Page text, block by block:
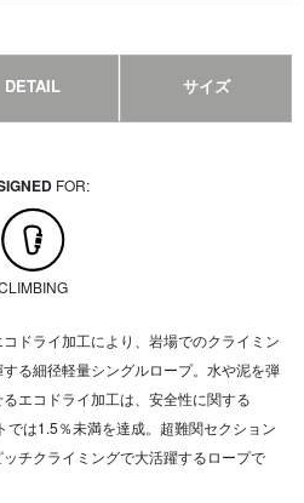
DETAIL サイズ
FOR:
ドライ加工により、岩場でのクライミン
る細径軽量シングルロープ。水や泥を弾
エコドライ加工は、安全性に関する
では1.5％未満を達成。超難関セクション
チクライミングで大活躍するロープで